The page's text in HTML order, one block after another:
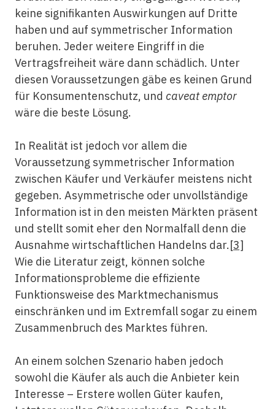
keine signifikanten Auswirkungen auf Dritte
haben und auf symmetrischer Information
beruhen. Jeder weitere Eingriff in die
Vertragsfreiheit wäre dann schädlich. Unter
diesen Voraussetzungen gäbe es keinen Grund
für Konsumentenschutz, und caveat emptor
wäre die beste Lösung.
In Realität ist jedoch vor allem die
Voraussetzung symmetrischer Information
zwischen Käufer und Verkäufer meistens nicht
gegeben. Asymmetrische oder unvollständige
Information ist in den meisten Märkten präsent
und stellt somit eher den Normalfall denn die
Ausnahme wirtschaftlichen Handelns dar.[3]
Wie die Literatur zeigt, können solche
Informationsprobleme die effiziente
Funktionsweise des Marktmechanismus
einschränken und im Extremfall sogar zu einem
Zusammenbruch des Marktes führen.
An einem solchen Szenario haben jedoch
sowohl die Käufer als auch die Anbieter kein
Interesse – Erstere wollen Güter kaufen,